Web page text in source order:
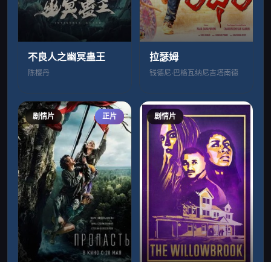
不良人之幽冥蛊王
陈樱丹
拉瑟姆
钱德尼·巴格瓦纳尼吉塔南德
剧情片 正片 剧情片